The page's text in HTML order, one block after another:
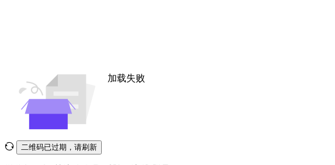
加载失败
二维码已过期，请刷新